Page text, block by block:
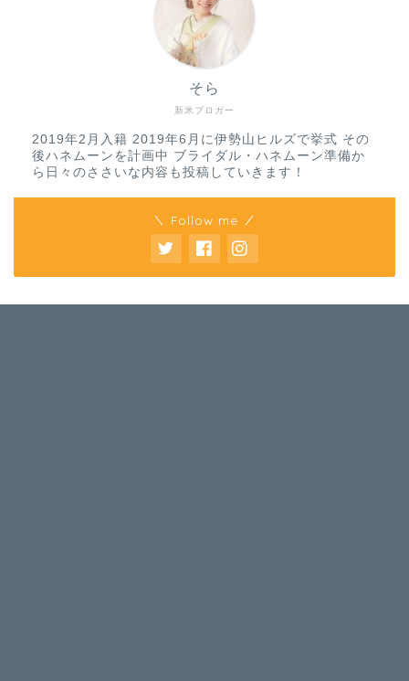
新米ブロガー
そら
2019年2月入籍 2019年6月に伊勢山ヒルズで挙式 その
後ハネムーンを計画中 ブライダル・ハネムーン準備か
ら日々のささいな内容も投稿していきます！
＼ Follow me ／